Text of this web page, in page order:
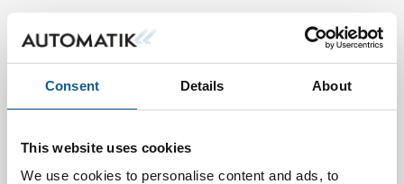
Consent Details About
This website uses cookies
We use cookies to personalise content and ads, to